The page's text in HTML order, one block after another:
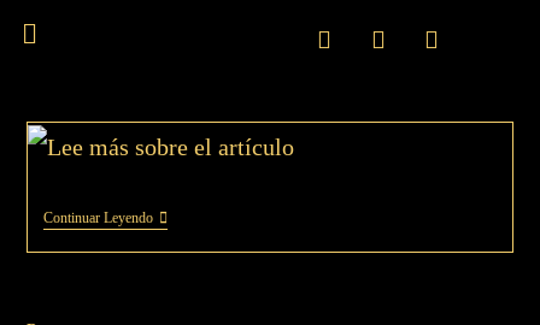
Continuar Leyendo